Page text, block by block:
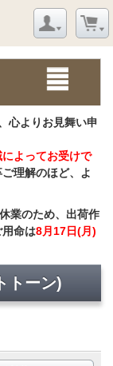
心よりお見舞い申
よってお受けで
理解のほど、よ
業のため、出荷作
命は8月17日(月)
トーン)